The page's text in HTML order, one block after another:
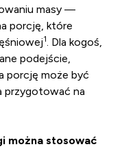
masy —
porcję, które
1
. Dla kogoś,
podejście,
porcję może być
przygotować na
można stosować